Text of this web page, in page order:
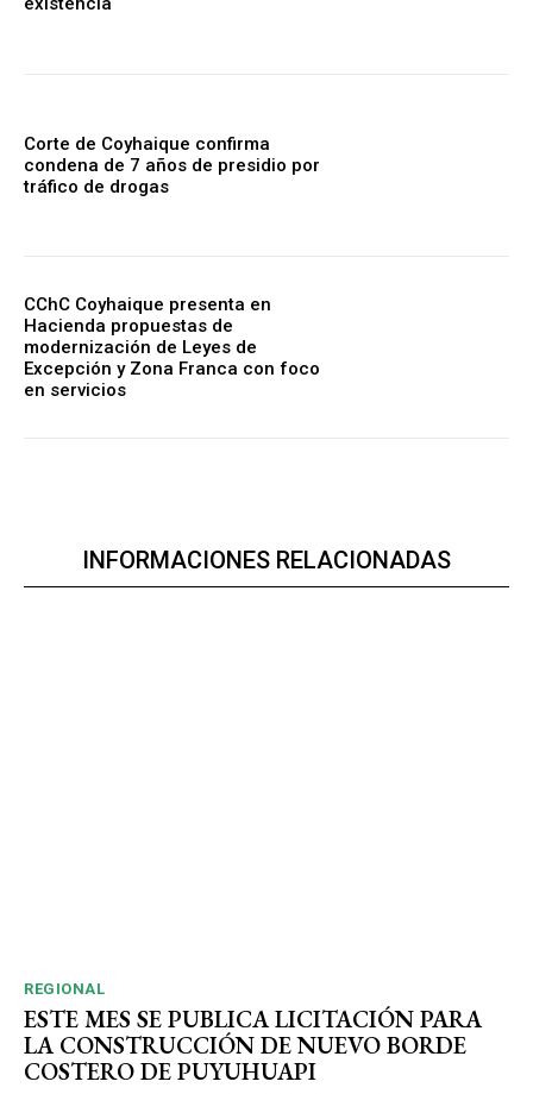
Corte de Coyhaique confirma
condena de 7 años de presidio por
tráfico de drogas
CChC Coyhaique presenta en
Hacienda propuestas de
modernización de Leyes de
Excepción y Zona Franca con foco
en servicios
INFORMACIONES RELACIONADAS
REGIONAL
ESTE MES SE PUBLICA LICITACIÓN PARA
LA CONSTRUCCIÓN DE NUEVO BORDE
COSTERO DE PUYUHUAPI